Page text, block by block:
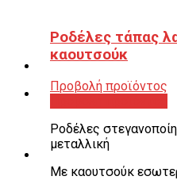
Ροδέλες τάπας
καουτσούκ
Προβολή προϊόντος
Ροδέλες
μεταλλική
Με καουτσούκ